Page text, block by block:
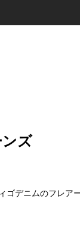
ズ
ゴデニムのフレア